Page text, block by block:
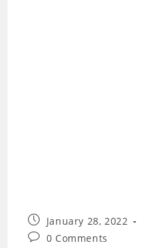
Post
published:
January 28, 2022
Post0 Comments